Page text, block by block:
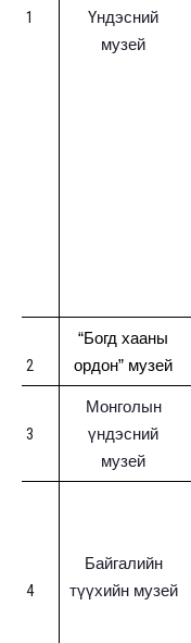
1
Үндэсний
музей
2
“Богд хааны
ордон” музей
3
Монголын
үндэсний
музей
4
Байгалийн
түүхийн музей